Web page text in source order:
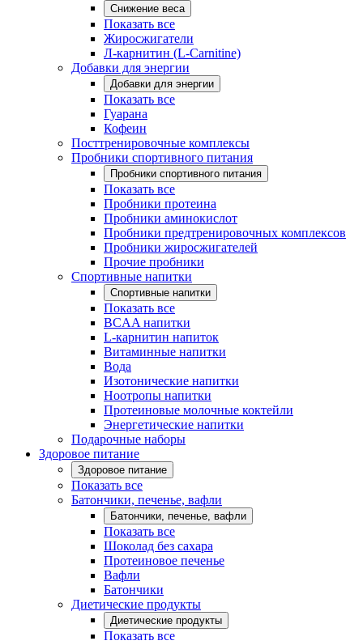
Снижение веса
Показать все
Жиросжигатели
Л-карнитин (L-Carnitine)
Добавки для энергии
Добавки для энергии
Показать все
Гуарана
Кофеин
Посттренировочные комплексы
Пробники спортивного питания
Пробники спортивного питания
Показать все
Пробники протеина
Пробники аминокислот
Пробники предтренировочных комплексов
Пробники жиросжигателей
Прочие пробники
Спортивные напитки
Спортивные напитки
Показать все
BCAA напитки
L-карнитин напиток
Витаминные напитки
Вода
Изотонические напитки
Ноотропы напитки
Протеиновые молочные коктейли
Энергетические напитки
Подарочные наборы
Здоровое питание
Здоровое питание
Показать все
Батончики, печенье, вафли
Батончики, печенье, вафли
Показать все
Шоколад без сахара
Протеиновое печенье
Вафли
Батончики
Диетические продукты
Диетические продукты
Показать все